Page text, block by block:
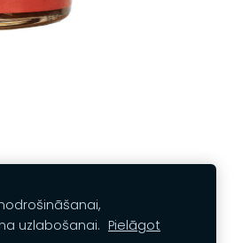
uzlabošanai. Pielāgot